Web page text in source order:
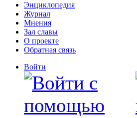
Энциклопедия
Журнал
Мнения
Зал славы
О проекте
Обратная связь
Войти